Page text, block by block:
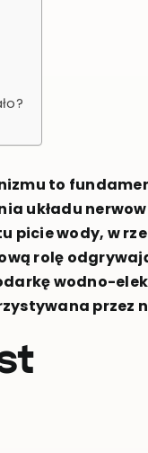
to
układu
picie wody, w
rolę
wodno-
przez